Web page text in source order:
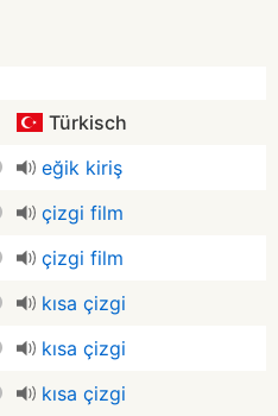
Türkisch
eğik kiriş
çizgi film
çizgi film
kısa çizgi
kısa çizgi
kısa çizgi